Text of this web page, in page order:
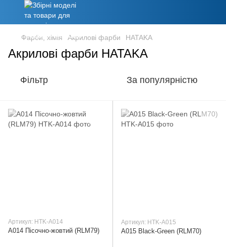
Фарби, хімія Акрилові фарби HATAKA
Акрилові фарби HATAKA
Фільтр За популярністю
Артикул: HTK-A014
A014 Пісочно-жовтий (RLM79)
Артикул: HTK-A015
A015 Black-Green (RLM70)